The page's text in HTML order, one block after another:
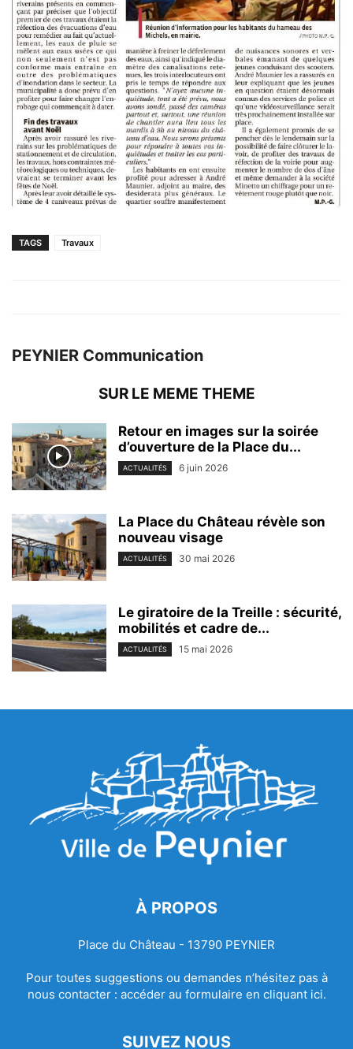
TAGS Travaux
PEYNIER Communication
SUR LE MEME THEME
Retour en images sur la soirée
d’ouverture de la Place du...
ACTUALITÉS 6 juin 2026
La Place du Château révèle son
nouveau visage
ACTUALITÉS 30 mai 2026
Le giratoire de la Treille : sécurité,
mobilités et cadre de...
ACTUALITÉS 15 mai 2026
À PROPOS
Place du Château - 13790 PEYNIER
Pour toutes suggestions ou demandes n’hésitez pas à
nous contacter : accéder au formulaire en cliquant ici.
SUIVEZ NOUS